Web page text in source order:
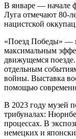
В январе — начале
Луга отмечают 80-
нацистской
«Поезд Победы» —
максимальным
движущемся
отдельным
войны. Выставка
помощью
В 2023 году музей
трибуналах:
процессах. В
немецких и